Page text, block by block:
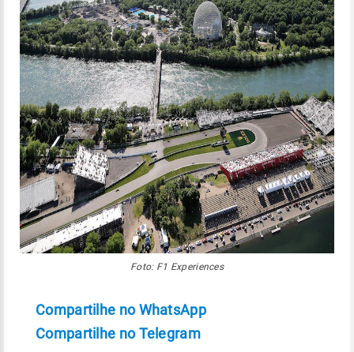
Foto: F1 Experiences
Compartilhe no WhatsApp
Compartilhe no Telegram